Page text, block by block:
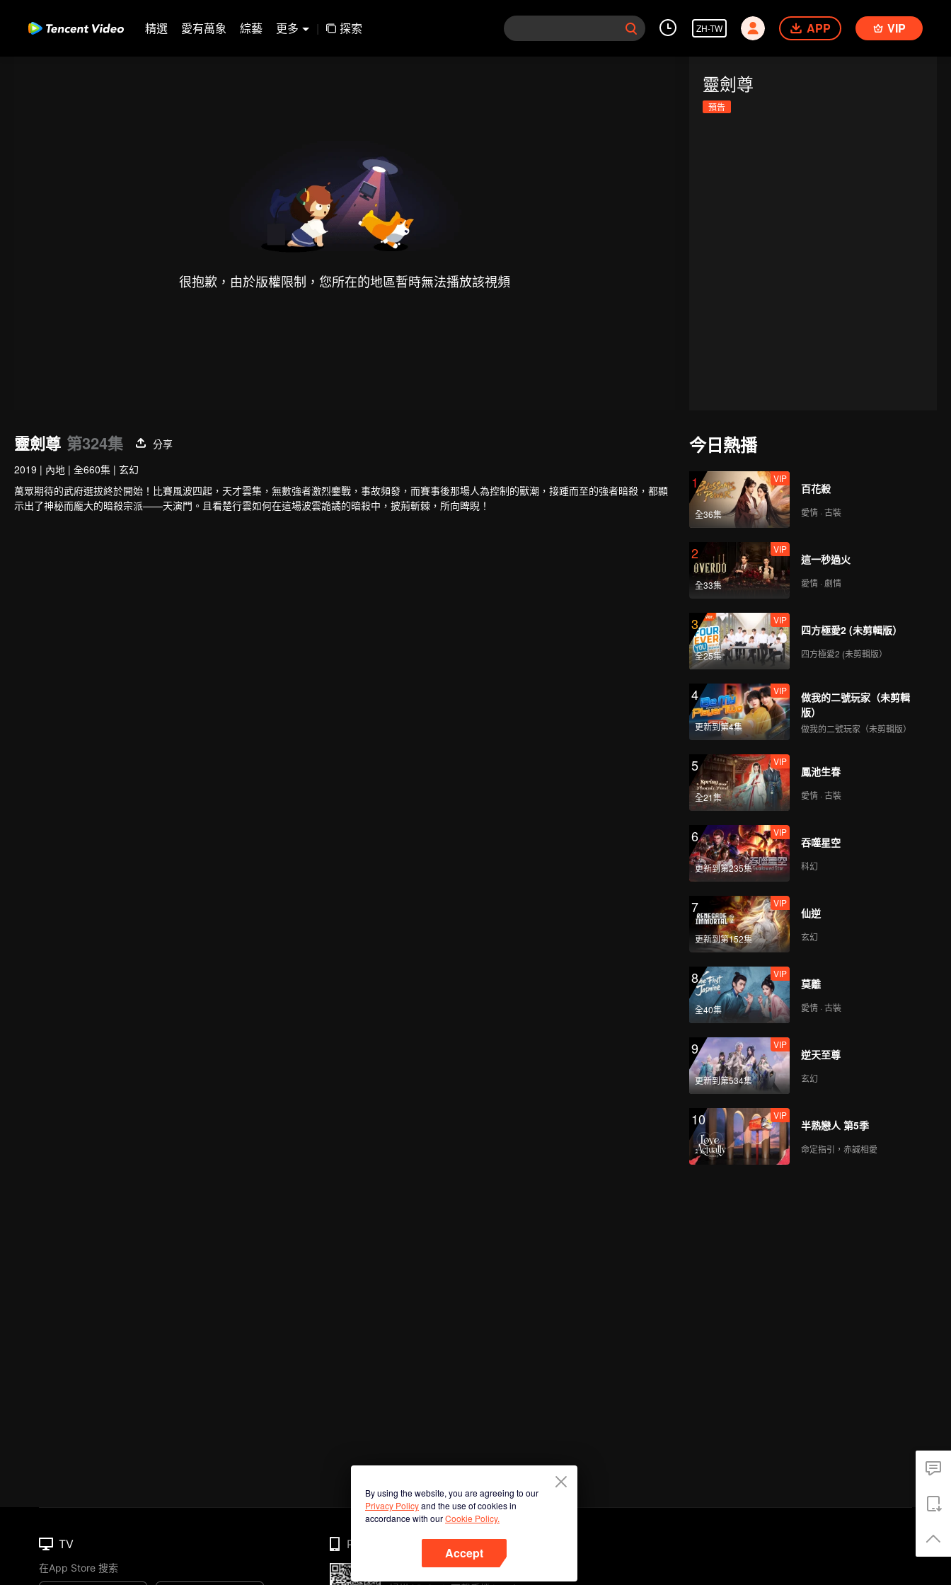
精選 愛有萬象 綜藝 更多 | 探索 ZH-TW APP VIP
很抱歉，由於版權限制，您所在的地區暫時無法播放該視頻
靈劍尊
預告
靈劍尊 第324集
分享
2019 | 內地 | 全660集 | 玄幻
萬眾期待的武府選拔終於開始！比賽風波四起，天才雲集，無數強者激烈鏖戰，事故頻發，而賽事後那場人為控制的獸潮，接踵而至的強者暗殺，都顯
示出了神秘而龐大的暗殺宗派——天演門。且看楚行雲如何在這場波雲詭譎的暗殺中，披荊斬棘，所向睥睨！
今日熱播
1
全36集
VIP
百花殺
愛情 · 古裝
2
全33集
VIP
這一秒過火
愛情 · 劇情
3
全25集
VIP
四方極愛2 (未剪輯版）
四方極愛2 (未剪輯版）
4
更新到第4集
VIP
做我的二號玩家（未剪輯
版）
做我的二號玩家（未剪輯版）
5
全21集
VIP
鳳池生春
愛情 · 古裝
6
更新到第235集
VIP
吞噬星空
科幻
7
更新到第152集
VIP
仙逆
玄幻
8
全40集
VIP
莫離
愛情 · 古裝
9
更新到第534集
VIP
逆天至尊
玄幻
10 VIP
半熟戀人 第5季
命定指引，赤誠相愛
By using the website, you are agreeing to our
Privacy Policyand the use of cookies in
accordance with ourCookie Policy.
Accept
TV
在App Store 搜索
Phone